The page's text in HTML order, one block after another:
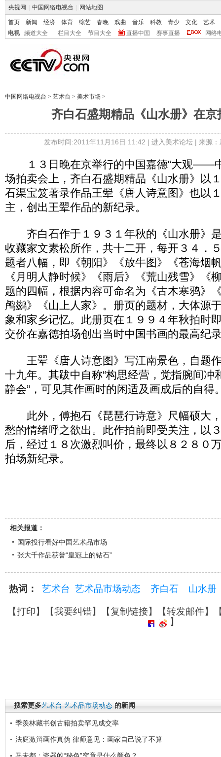
央视网 中国网络电视台 网站地图
首页 新闻 经济 体育 综艺 春晚 戏曲 音乐 科教 青少 文化
艺术
电视
频道大全 栏目大全 节目大全 直播中国 赛事直播 网络
中国网络电视台 > 艺术台 > 美术市场 >
齐白石盛期精品《山水册》在京
发布时间:2011年11月16日 11:42 | 进入美术论坛| 来源
１３日晚在京举行的中国嘉德“大观――中
场拍卖会上，齐白石盛期精品《山水册》以
石渠宝笈著录作品王翚《唐人诗意图》也以
主，创出王翚作品的新纪录。
齐白石作于１９３１年秋的《山水册》
收藏家文素松所作，共十二开，每开３４．
题者八幅，即《朝阳》《放牛图》《苍海烟
《月明人静时候》《雨后》《荒山残雪》《
题的四幅，根据内容可命名为《古木寒鸦》
鸬鹚》《山上人家》。册页的题材，大体源
象和家乡记忆。此册页在１９９４年秋拍时
交价在嘉德拍场创出当时中国书画的最高纪
王翚《唐人诗意图》写江南景色，自题
十九年。其跋中自称“构思经营，觉指腕间冲
静会”，可见其作画时的闲适及画成后的自得
此外，傅抱石《琵琶行诗意》尺幅硕大
愁的情绪呼之欲出。此作拍前即受关注，以
后，经过１８次激烈叫价，最终以８２８０
拍场新纪录。
相关报道：
国际投行看好中国艺术品市场
张大千作品获誉“皇冠上的钻石”
热词： 艺术台 艺术品市场动态 齐白石 山水册
【打印】【我要纠错】【复制链接】【转发邮件】
】
搜索更多艺术台 艺术品市场动态 的新闻
季羡林藏书创古籍拍卖罕见成交率
法庭激辩画作真伪 律师意见：画家自己说了不算
马未都：瓷器的“秘色”究竟是什么颜色？